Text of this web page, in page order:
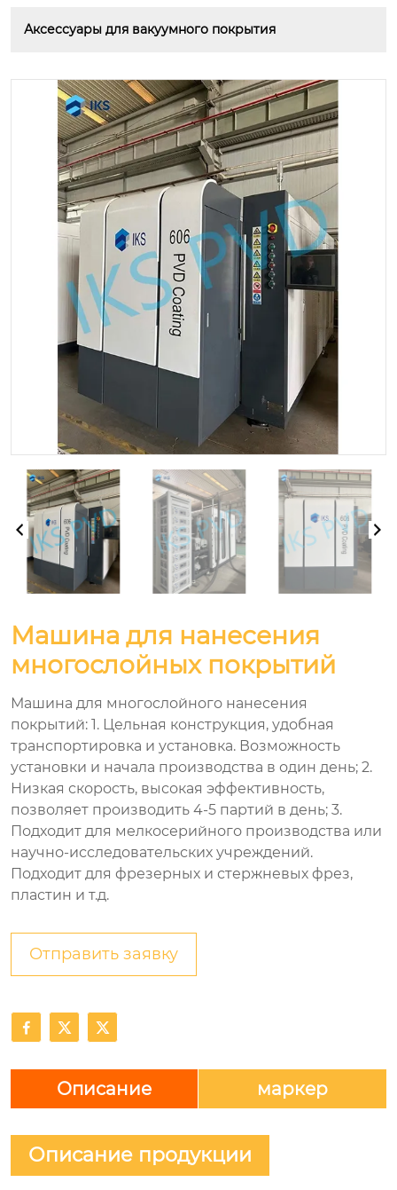
Аксессуары для вакуумного покрытия
Машина для нанесения
многослойных покрытий
Машина для многослойного нанесения
покрытий: 1. Цельная конструкция, удобная
транспортировка и установка. Возможность
установки и начала производства в один день; 2.
Низкая скорость, высокая эффективность,
позволяет производить 4-5 партий в день; 3.
Подходит для мелкосерийного производства или
научно-исследовательских учреждений.
Подходит для фрезерных и стержневых фрез,
пластин и т.д.
Отправить заявку
  
Описание маркер
Описание продукции